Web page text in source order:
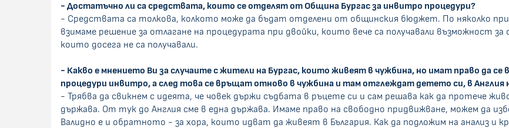
- Достатъчно ли са средствата, които се отделят от Община Бургас за инвитро процедури?
- Средствата са толкова, колкото може да бъдат отделени от общинския бюджет. По няколко
взимаме решение за отлагане на процедурата при двойки, които вече са получавали възможност
които досега не са получавали.
- Какво е мнението Ви за случаите с жители на Бургас, които живеят в чужбина, но имат право да
процедури инвитро, а след това се връщат отново в чужбина и там отглеждат детето си, в Англия
- Трябва да свикнем с идеята, че човек държи съдбата в ръцете си и сам решава как да протече
държава. От тук до Англия сме в една държава. Имаме право на свободно придвижване, можем да
Валидно е и обратното - за хора, които идват да живеят в България. Как да подложим на анализ и